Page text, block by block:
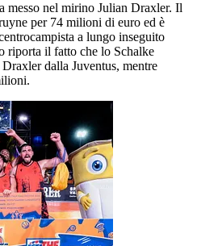
messo nel mirino Julian Draxler. Il
per 74 milioni di euro ed è
a lungo inseguito
riporta il fatto che lo Schalke
dalla Juventus, mentre